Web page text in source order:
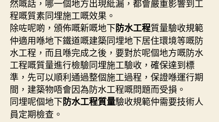
然嘅話，哪一個地方出現紕漏，都會嚴重影響到工
程嘅質素同埋施工嘅效果。
除咗呢啲，頒佈嘅新嘅地下防水工程質量驗收規範
仲適用喺地下鐵道嘅建築同埋地下居住環境等嘅防
水工程，而且喺完成之後，要對於呢個地方嘅防水
工程嘅質量進行檢驗同埋施工驗收，確保達到標
準，先可以順利通過整個施工過程，保證喺運行期
間，建築物唔會因為防水工程嘅問題而受損。
同埋呢個地下防水工程質量驗收規範仲需要技術人
員定期檢查。